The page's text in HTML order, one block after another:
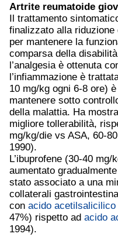
Artrite reumatoide
Il trattamento
finalizzato alla riduzione
per mantenere la
comparsa della
l’analgesia è ottenuta
l’infiammazione è
10 mg/kg ogni 6-8 ore)
mantenere sotto
della malattia. Ha
migliore tollerabilità,
mg/kg/die vs ASA, 60-
1990).
L’ibuprofene (30-40
aumentato
stato associato a una
collaterali
con acido acetilsalicilico
47%) rispetto ad acido
1994).